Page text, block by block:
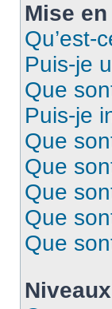
Mise
Qu’est-
Puis-je
Que
Puis-je
Que
Que
Que
Que
Que